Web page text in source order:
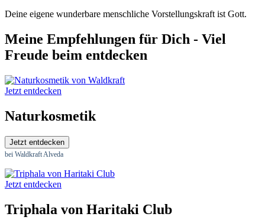
Deine eigene wunderbare menschliche Vorstellungskraft ist Gott.
Meine Empfehlungen für Dich - Viel
Freude beim entdecken
Jetzt entdecken
Naturkosmetik
Jetzt entdecken
bei Waldkraft Alveda
Jetzt entdecken
Triphala von Haritaki Club